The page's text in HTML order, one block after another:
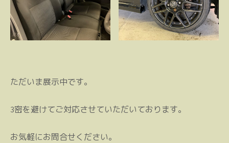
ただいま展示中です。
3密を避けてご対応させていただいております。
お気軽にお問合せください。